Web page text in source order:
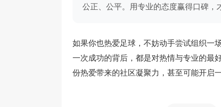
公正、公平。用专业的态度赢得口碑，
如果你也热爱足球，不妨动手尝试组织一
一次成功的背后，都是对热情与专业的最
份热爱带来的社区凝聚力，甚至可能开启